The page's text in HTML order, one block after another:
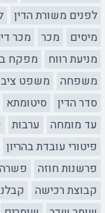
לפנים משורת הדין
מיסים
מכר מכר
מניעת רווח
מפקח
משפחה
משפט
סדר הדין
סיטומתא
עד מומחה
ערבות
פיטורי עובדת בהריון
פרשנות חוזה
פשרה
קבוצת רכישה